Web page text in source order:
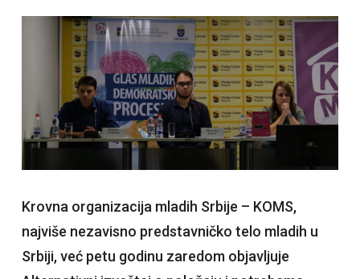
Krovna organizacija mladih Srbije – KOMS,
najviše nezavisno predstavničko telo mladih u
Srbiji, već petu godinu zaredom objavljuje